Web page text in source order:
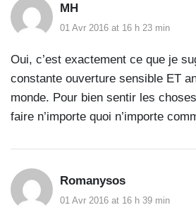
MH
01 Avr 2016 at 16 h 23 min
Oui, c’est exactement ce que je
constante ouverture sensible ET
monde. Pour bien sentir les
faire n’importe quoi n’importe
Romanysos
01 Avr 2016 at 16 h 39 min